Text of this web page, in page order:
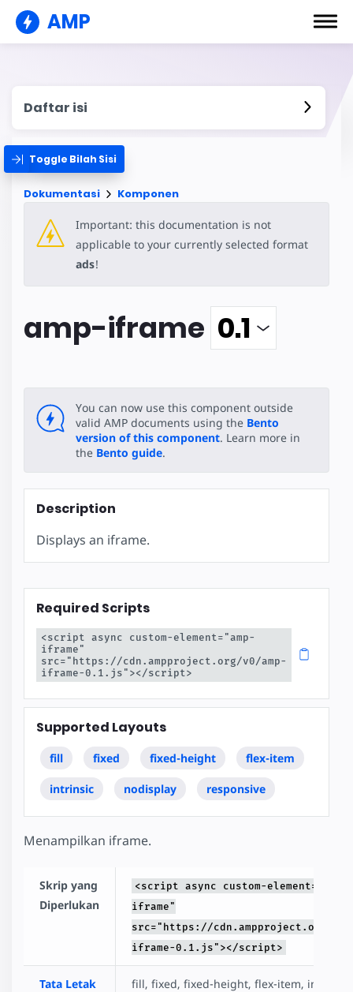
AMP
Daftar isi
Toggle Bilah Sisi
Dokumentasi Komponen
Important: this documentation is not
applicable to your currently selected format
ads!
amp-iframe
You can now use this component outside
valid AMP documents using the Bento
version of this component. Learn more in
the Bento guide.
Description
Displays an iframe.
Required Scripts
<script async custom-element="amp-
iframe"
src="https://cdn.ampproject.org/v0/amp-
iframe-0.1.js"></script>
Supported Layouts
fill fixed fixed-height flex-item
intrinsic nodisplay responsive
Menampilkan iframe.
Skrip yang
Diperlukan
<script async custom-element="amp-
iframe"
src="https://cdn.ampproject.org/v0/
iframe-0.1.js"></script>
Tata Letak
fill, fixed, fixed-height, flex-item, intrinsic,